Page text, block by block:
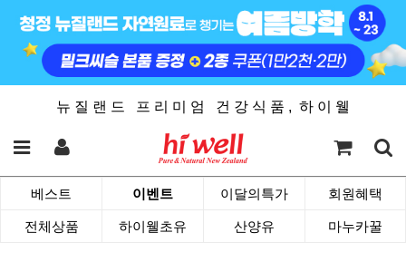
뉴 질 랜 드 프 리 미 엄 건 강 식 품 , 하 이 웰
베스트 이벤트 이달의특가 회원혜택
전체상품 하이웰초유 산양유 마누카꿀